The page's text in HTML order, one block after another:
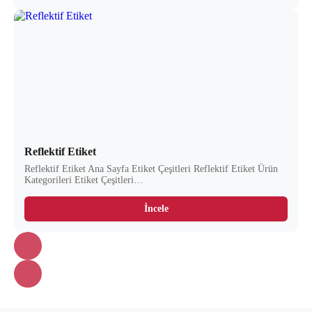
Reflektif Etiket
Reflektif Etiket Ana Sayfa Etiket Çeşitleri Reflektif Etiket Ürün
Kategorileri Etiket Çeşitleri…
İncele